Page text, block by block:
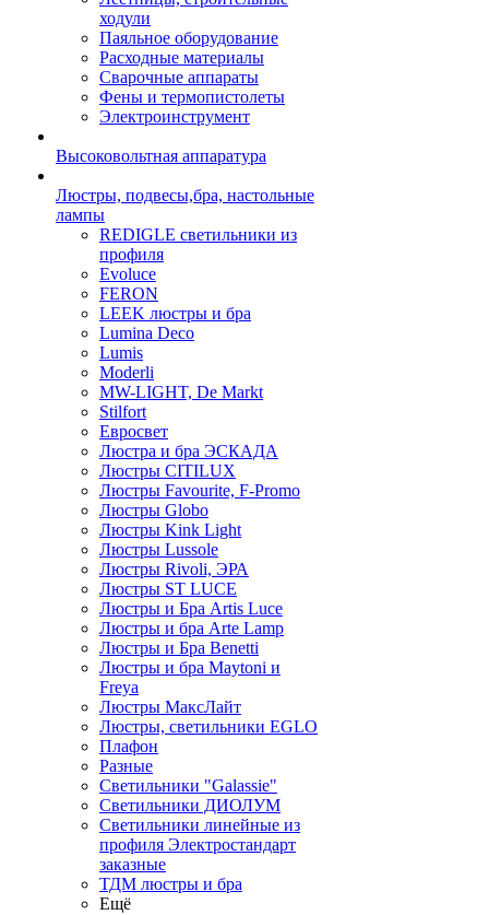
ходули
Паяльное оборудование
Расходные материалы
Сварочные аппараты
Фены и термопистолеты
Электроинструмент
Высоковольтная аппаратура
Люстры, подвесы,бра, настольные
лампы
REDIGLE светильники из
профиля
Evoluce
FERON
LEEK люстры и бра
Lumina Deco
Lumis
Moderli
MW-LIGHT, De Markt
Stilfort
Евросвет
Люстра и бра ЭСКАДА
Люстры CITILUX
Люстры Favourite, F-Promo
Люстры Globo
Люстры Kink Light
Люстры Lussole
Люстры Rivoli, ЭРА
Люстры ST LUCE
Люстры и Бра Artis Luce
Люстры и бра Arte Lamp
Люстры и Бра Benetti
Люстры и бра Maytoni и
Freya
Люстры МаксЛайт
Люстры, светильники EGLO
Плафон
Разные
Светильники "Galassie"
Светильники ДИОЛУМ
Светильники линейные из
профиля Электростандарт
заказные
ТДМ люстры и бра
Ещё